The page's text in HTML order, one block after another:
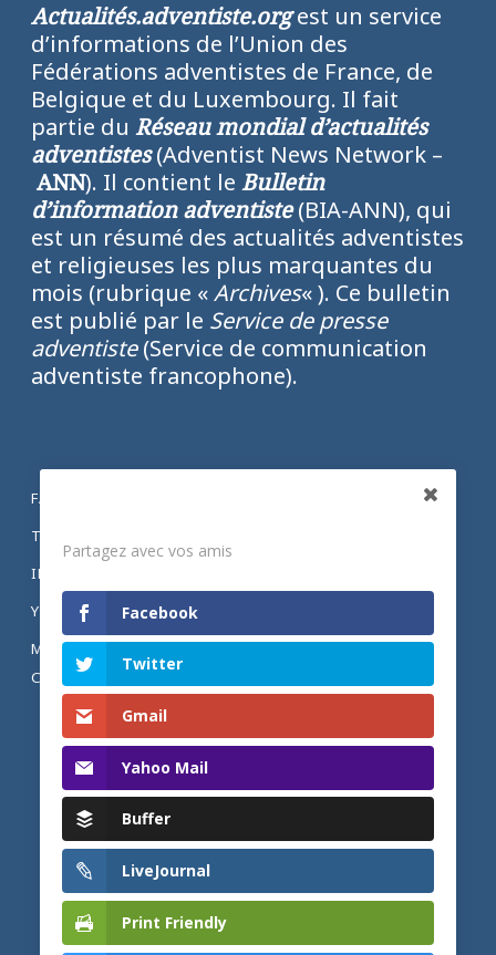
Actualités.adventiste.orgest un service
d’informations de l’Union des
Fédérations adventistes de France, de
Belgique et du Luxembourg. Il fait
partie du Réseau mondial d’actualités
adventistes(Adventist News Network –
ANN). Il contient le Bulletin
d’information adventiste(BIA-ANN), qui
est un résumé des actualités adventistes
et religieuses les plus marquantes du
mois (rubrique «Archives« ). Ce bulletin
est publié par le Service de presse
adventiste(Service de communication
adventiste francophone).
FACEBOOK
TWITTER
INSTAGRAM
YOUTUBE
MENTIONS LÉGALES ET POLITIQUE DE
CONFIDENTIALITÉ
Partagez avec vos amis
Facebook
Twitter
Gmail
Yahoo Mail
Buffer
LiveJournal
Print Friendly